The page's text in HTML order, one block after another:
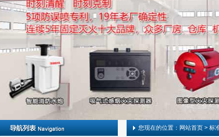
您现在的位置： 网站首页 > 标